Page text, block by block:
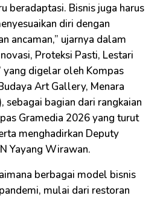
beradaptasi. Bisnis juga harus
diri dengan
ancaman,” ujarnya dalam
Proteksi Pasti, Lestari
yang digelar oleh Kompas
Art Gallery, Menara
sebagai bagian dari rangkaian
Gramedia 2026 yang turut
menghadirkan Deputy
Yayang Wirawan.
berbagai model bisnis
mulai dari restoran